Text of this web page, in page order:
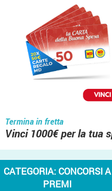
Termina in fretta
Vinci 1000€ per la tua
CATEGORIA: CONCORSI A
PREMI